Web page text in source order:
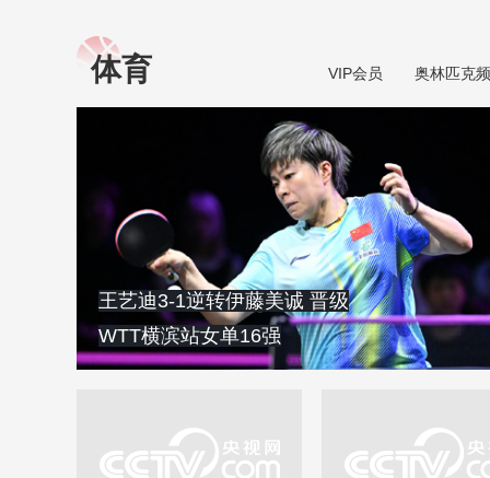
体育 VIP会员 奥林匹克
王艺迪3‑1逆转伊藤美诚 晋级
WTT横滨站女单16强